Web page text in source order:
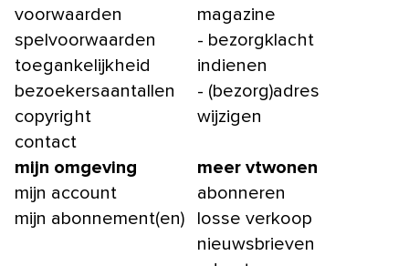
voorwaarden
spelvoorwaarden
toegankelijkheid
bezoekersaantallen
copyright
contact
magazine
- bezorgklacht
indienen
- (bezorg)adres
wijzigen
mijn omgeving
mijn account
mijn abonnement(en)
meer vtwonen
abonneren
losse verkoop
nieuwsbrieven